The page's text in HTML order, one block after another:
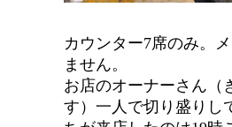
カウンター7席のみ。
ません。
お店のオーナーさん（
す）一人で切り盛りし